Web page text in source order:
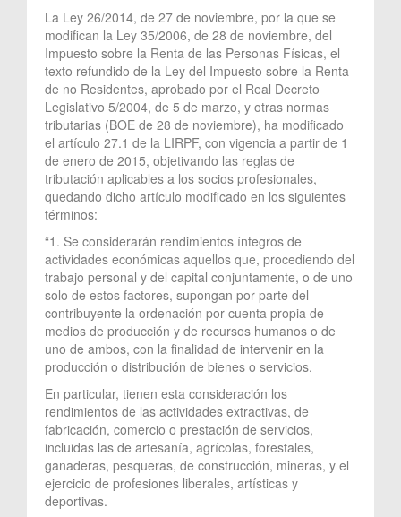
La Ley 26/2014, de 27 de noviembre, por la que se
modifican la Ley 35/2006, de 28 de noviembre, del
Impuesto sobre la Renta de las Personas Físicas, el
texto refundido de la Ley del Impuesto sobre la Renta
de no Residentes, aprobado por el Real Decreto
Legislativo 5/2004, de 5 de marzo, y otras normas
tributarias (BOE de 28 de noviembre), ha modificado
el artículo 27.1 de la LIRPF, con vigencia a partir de 1
de enero de 2015, objetivando las reglas de
tributación aplicables a los socios profesionales,
quedando dicho artículo modificado en los siguientes
términos:
“1. Se considerarán rendimientos íntegros de
actividades económicas aquellos que, procediendo del
trabajo personal y del capital conjuntamente, o de uno
solo de estos factores, supongan por parte del
contribuyente la ordenación por cuenta propia de
medios de producción y de recursos humanos o de
uno de ambos, con la finalidad de intervenir en la
producción o distribución de bienes o servicios.
En particular, tienen esta consideración los
rendimientos de las actividades extractivas, de
fabricación, comercio o prestación de servicios,
incluidas las de artesanía, agrícolas, forestales,
ganaderas, pesqueras, de construcción, mineras, y el
ejercicio de profesiones liberales, artísticas y
deportivas.